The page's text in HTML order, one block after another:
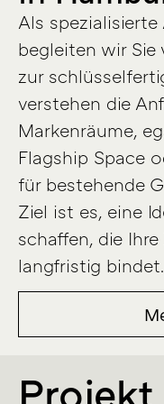
Als
begleiten wir Sie
zur
verstehen die
Markenräume,
Flagship Space
für bestehende
Ziel ist es, eine
schaffen, die
langfristig bindet.